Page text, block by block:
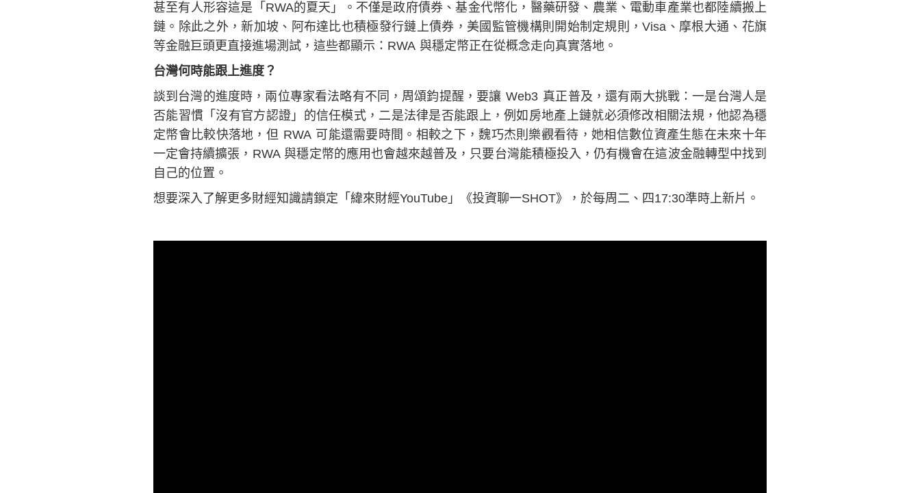
甚至有人形容這是「RWA的夏天」。不僅是政府債券、基金代幣化，醫藥研發、農業、電動車產業也都陸續搬上
鏈。除此之外，新加坡、阿布達比也積極發行鏈上債券，美國監管機構則開始制定規則，Visa、摩根大通、花旗
等金融巨頭更直接進場測試，這些都顯示：RWA 與穩定幣正在從概念走向真實落地。
台灣何時能跟上進度？
談到台灣的進度時，兩位專家看法略有不同，周頌鈞提醒，要讓 Web3 真正普及，還有兩大挑戰：一是台灣人是
否能習慣「沒有官方認證」的信任模式，二是法律是否能跟上，例如房地產上鏈就必須修改相關法規，他認為穩
定幣會比較快落地，但 RWA 可能還需要時間。相較之下，魏巧杰則樂觀看待，她相信數位資產生態在未來十年
一定會持續擴張，RWA 與穩定幣的應用也會越來越普及，只要台灣能積極投入，仍有機會在這波金融轉型中找到
自己的位置。
想要深入了解更多財經知識請鎖定「緯來財經YouTube」《投資聊一SHOT》，於每周二、四17:30準時上新片。